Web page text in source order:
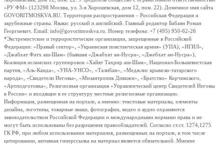
«РУ ФМ» (123298 Москва, ул. 3-я Хорошевская, дом 12, пом. 22). Доменное имя сайта
GOVORITMOSKVA.RU. Территория распространения – Российская Федерация и
зарубежные страны. Языки: русский и английский. Главный редактор Бабаян Роман
Георгиевич. Email: info@govoritmoskva.ru. Номер телефона: +7 (495) 950-62-26
*Экстремистские и террористические организации, запрещенные в Российской
Федерации: «Правый сектор», «Украинская повстанческая армия» (УПА), «ИГИЛ»,
«Джабхат Фатх аш-Шам» (бывшая «Джабхат ан-Нусра», «Джебхат ан-Нусра»),
Коалиция исламских группировок «Хайят Тахрир аш-Шам», Национал-Большевистская
партия, «Аль-Каида», «УНА-УНСО», «Талибан», «Меджлис крымско-татарского
народа», «Свидетели Иеговы», «Мизантропик Дивижн», «Братство» Корчинского,
«Артподготовка», Религиозная организация «Управленческий центр Свидетелей Иеговы
в России» и входящие в ее структуру местные религиозные организации.
Информация, размещенная на портале, а именно: текстовые материалы, элементы
дизайна, логотипы, товарные знаки, фотографии, видео и аудио охраняются
законодательством Российской Федерации и международными нормами права и не
могут быть использованы без разрешения правообладателей. Согласно ст.ст. 1274,1275
ГК РФ, при любом использовании материалов, размещенных на портале, в том числе
цитировании, активная гиперссылка на материал является обязательной. Мнение